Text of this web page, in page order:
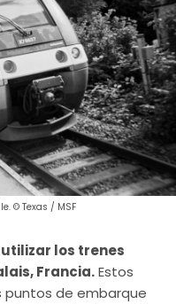
© Texas / MSF
los trenes
Francia.Estos
puntos de embarque